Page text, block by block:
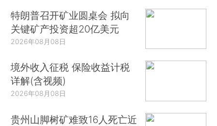
特朗普召开矿业圆桌会 拟向
关键矿产投资超20亿美元
2026年08月08日
境外收入征税 保险收益计税
详解(含视频)
2026年08月08日
贵州山脚树矿难致16人死亡近